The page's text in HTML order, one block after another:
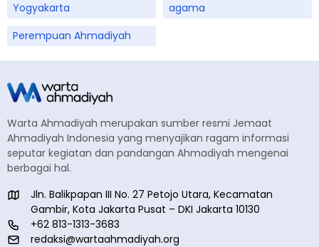
Yogyakarta
agama
Perempuan Ahmadiyah
Warta Ahmadiyah merupakan sumber resmi Jemaat
Ahmadiyah Indonesia yang menyajikan ragam informasi
seputar kegiatan dan pandangan Ahmadiyah mengenai
berbagai hal.
Jln. Balikpapan III No. 27 Petojo Utara, Kecamatan
Gambir, Kota Jakarta Pusat – DKI Jakarta 10130
+62 813-1313-3683
redaksi@wartaahmadiyah.org